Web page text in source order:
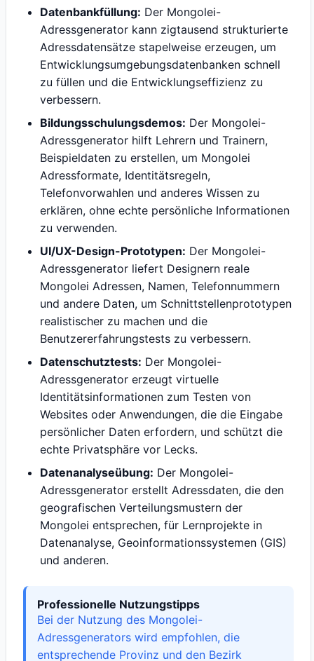
Datenbankfüllung: Der Mongolei-
Adressgenerator kann zigtausend strukturierte
Adressdatensätze stapelweise erzeugen, um
Entwicklungsumgebungsdatenbanken schnell
zu füllen und die Entwicklungseffizienz zu
verbessern.
Bildungsschulungsdemos: Der Mongolei-
Adressgenerator hilft Lehrern und Trainern,
Beispieldaten zu erstellen, um Mongolei
Adressformate, Identitätsregeln,
Telefonvorwahlen und anderes Wissen zu
erklären, ohne echte persönliche Informationen
zu verwenden.
UI/UX-Design-Prototypen: Der Mongolei-
Adressgenerator liefert Designern reale
Mongolei Adressen, Namen, Telefonnummern
und andere Daten, um Schnittstellenprototypen
realistischer zu machen und die
Benutzererfahrungstests zu verbessern.
Datenschutztests: Der Mongolei-
Adressgenerator erzeugt virtuelle
Identitätsinformationen zum Testen von
Websites oder Anwendungen, die die Eingabe
persönlicher Daten erfordern, und schützt die
echte Privatsphäre vor Lecks.
Datenanalyseübung: Der Mongolei-
Adressgenerator erstellt Adressdaten, die den
geografischen Verteilungsmustern der
Mongolei entsprechen, für Lernprojekte in
Datenanalyse, Geoinformationssystemen (GIS)
und anderen.
Professionelle Nutzungstipps
Bei der Nutzung des Mongolei-
Adressgenerators wird empfohlen, die
entsprechende Provinz und den Bezirk